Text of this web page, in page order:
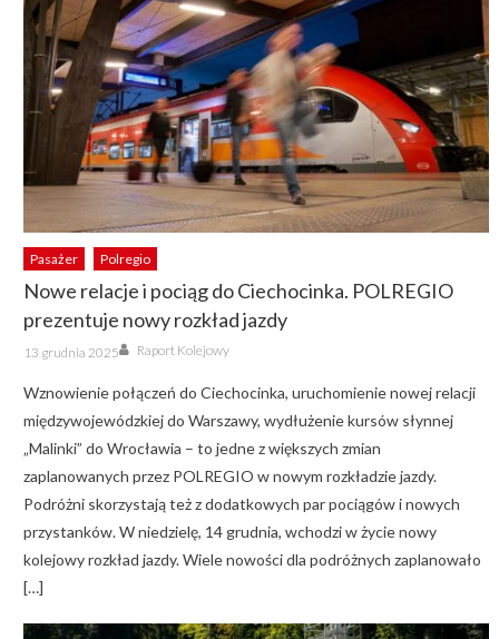
Pasażer Polregio
Nowe relacje i pociąg do Ciechocinka. POLREGIO
prezentuje nowy rozkład jazdy
Posted
on
13 grudnia 2025 Author
Raport Kolejowy
Wznowienie połączeń do Ciechocinka, uruchomienie nowej relacji
międzywojewódzkiej do Warszawy, wydłużenie kursów słynnej
„Malinki” do Wrocławia – to jedne z większych zmian
zaplanowanych przez POLREGIO w nowym rozkładzie jazdy.
Podróżni skorzystają też z dodatkowych par pociągów i nowych
przystanków. W niedzielę, 14 grudnia, wchodzi w życie nowy
kolejowy rozkład jazdy. Wiele nowości dla podróżnych zaplanowało
[…]